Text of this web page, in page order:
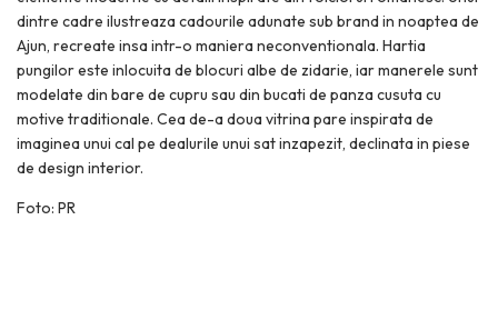
dintre cadre ilustreaza cadourile adunate sub brand in noaptea de
Ajun, recreate insa intr-o maniera neconventionala. Hartia
pungilor este inlocuita de blocuri albe de zidarie, iar manerele sunt
modelate din bare de cupru sau din bucati de panza cusuta cu
motive traditionale. Cea de-a doua vitrina pare inspirata de
imaginea unui cal pe dealurile unui sat inzapezit, declinata in piese
de design interior.
Foto: PR